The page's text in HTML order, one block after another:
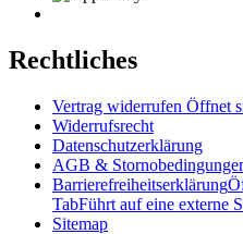
Rechtliches
Vertrag widerrufen Öffnet
Widerrufsrecht
Datenschutzerklärung
AGB &
Barrierefreiheitserklärung
TabFührt auf eine externe
Sitemap